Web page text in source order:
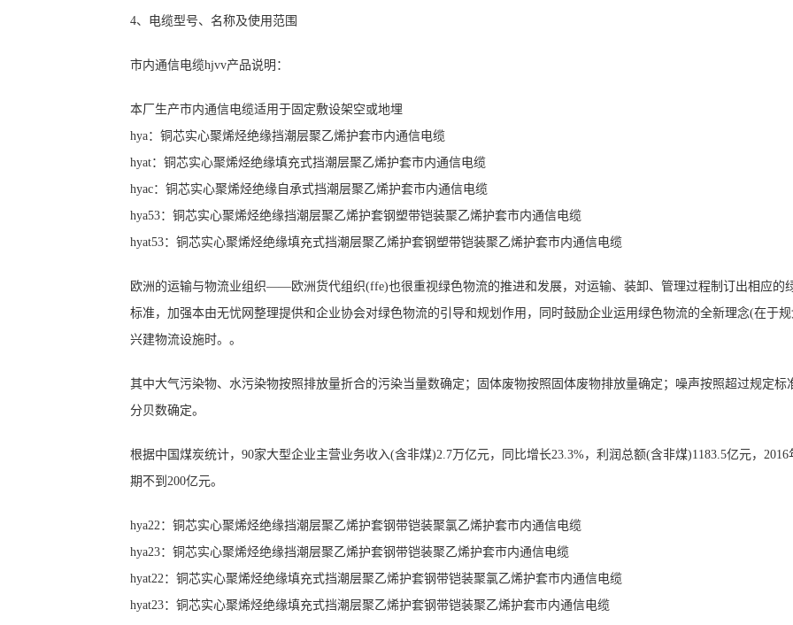
4、电缆型号、名称及使用范围
市内通信电缆hjvv产品说明：
本厂生产市内通信电缆适用于固定敷设架空或地埋
hya：铜芯实心聚烯烃绝缘挡潮层聚乙烯护套市内通信电缆
hyat：铜芯实心聚烯烃绝缘填充式挡潮层聚乙烯护套市内通信电缆
hyac：铜芯实心聚烯烃绝缘自承式挡潮层聚乙烯护套市内通信电缆
hya53：铜芯实心聚烯烃绝缘挡潮层聚乙烯护套钢塑带铠装聚乙烯护套市内通信电缆
hyat53：铜芯实心聚烯烃绝缘填充式挡潮层聚乙烯护套钢塑带铠装聚乙烯护套市内通信电缆
欧洲的运输与物流业组织——欧洲货代组织(ffe)也很重视绿色物流的推进和发展，对运输、装卸、管理过程制订出相应的
标准，加强本由无忧网整理提供和企业协会对绿色物流的引导和规划作用，同时鼓励企业运用绿色物流的全新理念(在于规
兴建物流设施时。。
其中大气污染物、水污染物按照排放量折合的污染当量数确定；固体废物按照固体废物排放量确定；噪声按照超过规定标
分贝数确定。
根据中国煤炭统计，90家大型企业主营业务收入(含非煤)2.7万亿元，同比增长23.3%，利润总额(含非煤)1183.5亿元，2016
期不到200亿元。
hya22：铜芯实心聚烯烃绝缘挡潮层聚乙烯护套钢带铠装聚氯乙烯护套市内通信电缆
hya23：铜芯实心聚烯烃绝缘挡潮层聚乙烯护套钢带铠装聚乙烯护套市内通信电缆
hyat22：铜芯实心聚烯烃绝缘填充式挡潮层聚乙烯护套钢带铠装聚氯乙烯护套市内通信电缆
hyat23：铜芯实心聚烯烃绝缘填充式挡潮层聚乙烯护套钢带铠装聚乙烯护套市内通信电缆